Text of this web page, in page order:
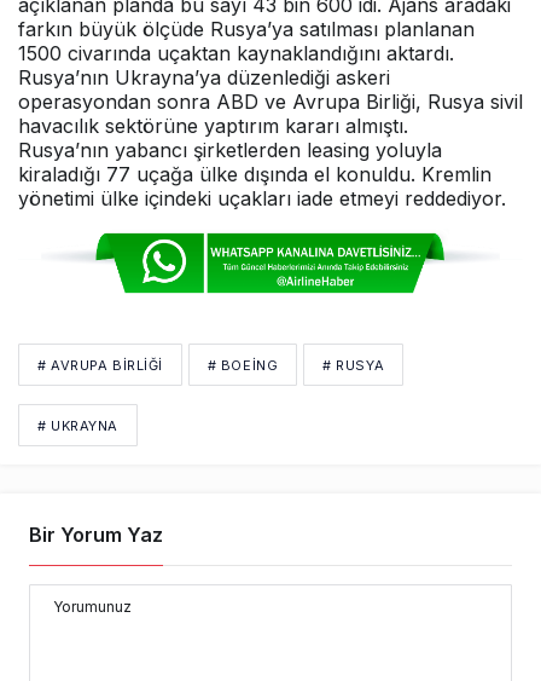
açıklanan planda bu sayı 43 bin 600 idi. Ajans aradaki
farkın büyük ölçüde Rusya’ya satılması planlanan
1500 civarında uçaktan kaynaklandığını aktardı.
Rusya’nın Ukrayna’ya düzenlediği askeri
operasyondan sonra ABD ve Avrupa Birliği, Rusya sivil
havacılık sektörüne yaptırım kararı almıştı.
Rusya’nın yabancı şirketlerden leasing yoluyla
kiraladığı 77 uçağa ülke dışında el konuldu. Kremlin
yönetimi ülke içindeki uçakları iade etmeyi reddediyor.
# AVRUPA BIRLIĞI # BOEING # RUSYA
# UKRAYNA
Bir Yorum Yaz
Yorumunuz